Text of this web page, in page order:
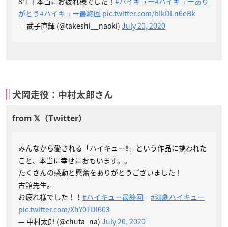
がとう#ハイキュー最終回 pic.twitter.com/bIkDLn6eBk
— 武子直輝 (@takeshi__naoki) July 20, 2020
犬岡走役：中村太郎さん
みんなから愛される「ハイキュー‼︎」という作品に携われた
こと、本当に幸せにおもいます。。
たくさんの感動と興奮をありがとうございました！
古舘先生。
お疲れ様でした！！ #ハイキュー最終回
#演劇ハイキュー
pic.twitter.com/XhY0TDI603
— 中村太郎 (@chuta_na) July 20, 2020